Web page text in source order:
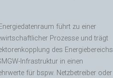
führt zu einer
Prozesse und trägt
des Energiebereichs
Infrastruktur in einen
für bspw. Netzbetreiber oder